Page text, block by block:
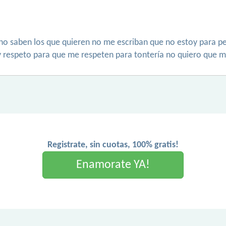
saben los que quieren no me escriban que no estoy para
para que me respeten para tontería no quiero que
Registrate, sin cuotas, 100% gratis!
Enamorate YA!